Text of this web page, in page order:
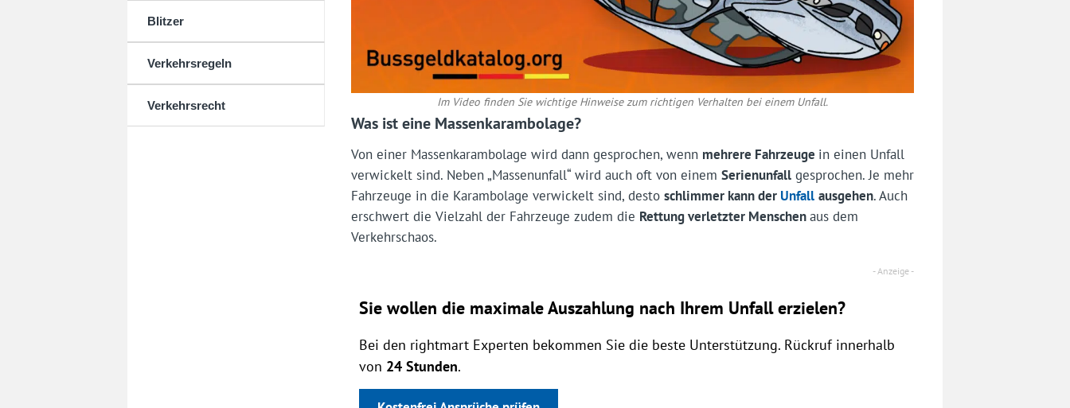
Blitzer
Verkehrsregeln
Verkehrsrecht Im Video finden Sie wichtige Hinweise zum richtigen Verhalten bei einem Unfall.
Was ist eine Massenkarambolage?
Von einer Massenkarambolage wird dann gesprochen, wenn mehrere Fahrzeuge in einen Unfall
verwickelt sind. Neben „Massenunfall“ wird auch oft von einem Serienunfallgesprochen. Je mehr
Fahrzeuge in die Karambolage verwickelt sind, desto schlimmer kann der Unfall ausgehen. Auch
erschwert die Vielzahl der Fahrzeuge zudem die Rettung verletzter Menschenaus dem
Verkehrschaos.
Sie wollen die maximale Auszahlung nach Ihrem Unfall erzielen?
Bei den rightmart Experten bekommen Sie die beste Unterstützung. Rückruf innerhalb
von 24 Stunden.